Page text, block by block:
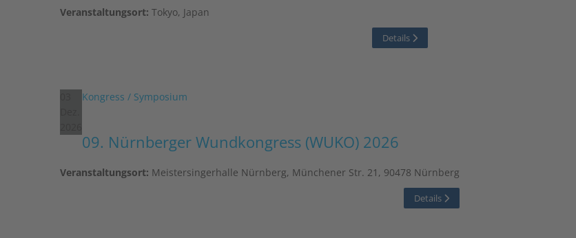
Veranstaltungsort: Tokyo, Japan
Details
Kongress / Symposium
09. Nürnberger Wundkongress (WUKO) 2026
Veranstaltungsort: Meistersingerhalle Nürnberg, Münchener Str. 21, 90478 Nürnberg
Details